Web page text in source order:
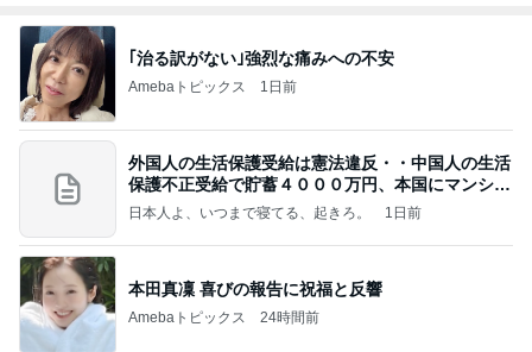
｢治る訳がない｣強烈な痛みへの不安
Amebaトピックス 1日前
外国人の生活保護受給は憲法違反・・中国人の生活
保護不正受給で貯蓄４０００万円、本国にマンショ
ンを
日本人よ、いつまで寝てる、起きろ。 1日前
本田真凜 喜びの報告に祝福と反響
Amebaトピックス 24時間前